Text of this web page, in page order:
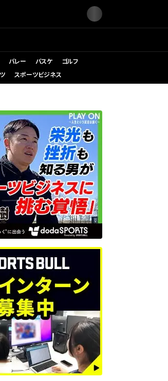
バレー バスケ
ゴルフ
スポーツビジネス